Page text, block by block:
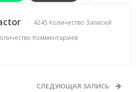
4245 Количество Записей
Комментариев
СЛЕДУЮЩАЯ ЗАПИСЬ